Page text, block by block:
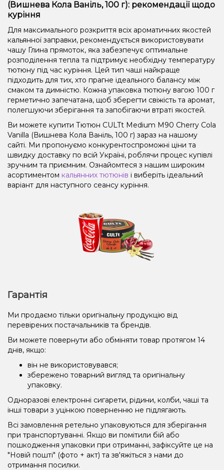
(Вишнева Кола Ваніль, 100 г): рекомендації щодо
куріння
Для максимального розкриття всіх ароматичних якостей
кальянної заправки, рекомендується використовувати
чашу Глина прямоток, яка забезпечує оптимальне
розподілення тепла та підтримує необхідну температуру
тютюну під час куріння. Цей тип чаші найкраще
підходить для тих, хто прагне ідеального балансу між
смаком та димністю. Кожна упаковка тютюну вагою 100 г
герметично запечатана, щоб зберегти свіжість та аромат,
полегшуючи зберігання та запобігаючи втраті якостей.
Ви можете купити Тютюн CULTt Medium M90 Cherry Cola
Vanilla (Вишнева Кола Ваніль, 100 г) зараз на нашому
сайті. Ми пропонуємо конкурентоспроможні ціни та
швидку доставку по всій Україні, роблячи процес купівлі
зручним та приємним. Ознайомтеся з нашим широким
асортиментом кальянних тютюнів і виберіть ідеальний
варіант для наступного сеансу куріння.
Гарантія
Ми продаємо тільки оригінальну продукцію від
перевірених постачальників та брендів.
Ви можете повернути або обміняти товар протягом 14
днів, якщо:
він не використовувався;
збережено товарний вигляд та оригінальну
упаковку.
Одноразові електронні сигарети, рідини, колби, чаші та
інші товари з уцінкою поверненню не підлягають.
Всі замовлення ретельно упаковуються для зберігання
при транспортуванні. Якщо ви помітили бій або
пошкодження упаковки при отриманні, зафіксуйте це на
"Новій пошті" (фото + акт) та зв'яжіться з нами до
отримання посилки.